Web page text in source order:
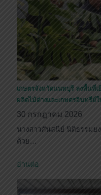
เกษตรจังหวัดนนทบุรี ลงพื้นที่เ
ผลิตไม้ด่างและเกษตรอินทรีย์
30 กรกฎาคม 2026
นางสาวศันสนีย์ นิติธรรมย
ด้วย…
อ่านต่อ